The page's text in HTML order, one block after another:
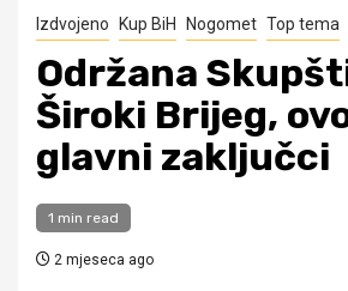
Izdvojeno Kup BiH Nogomet Top tema
Održana
Široki Brijeg,
glavni zaključci
1 min read
2 mjeseca ago